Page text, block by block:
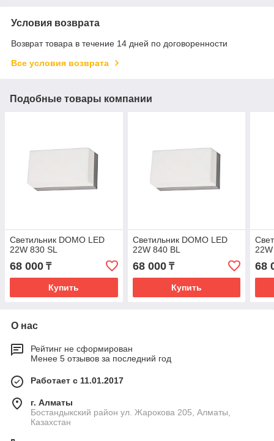
Условия возврата
Возврат товара в течение 14 дней по договоренности
Все условия возврата
Подобные товары компании
Светильник DOMO LED
22W 830 SL
68 000 ₸
Купить
Светильник DOMO LED
22W 840 BL
68 000₸
Купить
68
О нас
Рейтинг не сформирован
Менее 5 отзывов за последний год
Работает с 11.01.2017
г. Алматы
Бостандыкский район ул. Жарокова 205, Алматы,
Казахстан